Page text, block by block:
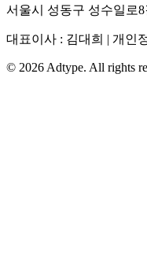
서울시 성동구 성수일로8
대표이사 : 김대희 | 개인
© 2026 Adtype. All rights